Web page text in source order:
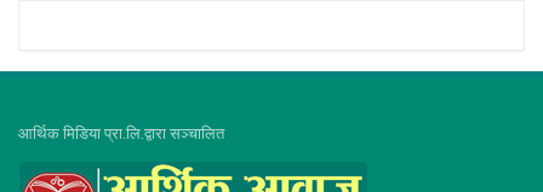
आर्थिक मिडिया प्रा.लि.द्वारा सञ्चालित